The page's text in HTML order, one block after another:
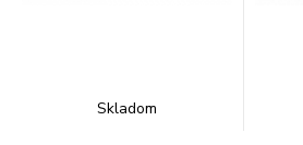
Skladom